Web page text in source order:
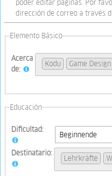
poder editar páginas. Por
dirección de correo a través
Elemento Básico
Acerca
de:
Kodu Game Design
Educación
Dificultad:
Destinatario:
Lehrkräfte